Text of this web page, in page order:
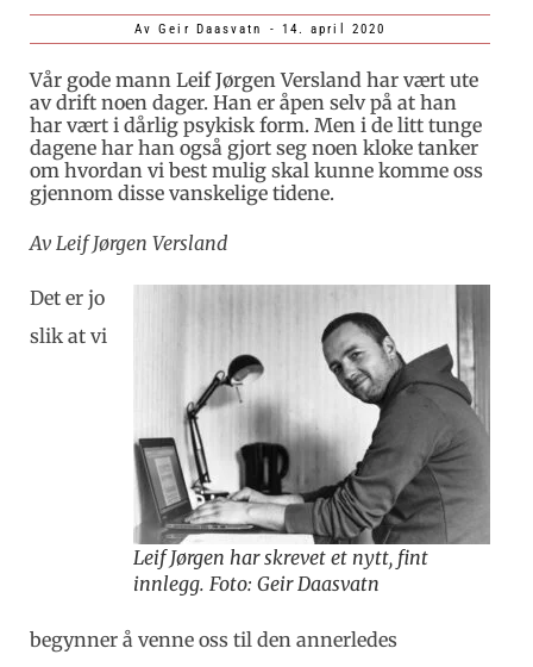
Av Geir Daasvatn - 14. april 2020
Vår gode mann Leif Jørgen Versland har vært ute
av drift noen dager. Han er åpen selv på at han
har vært i dårlig psykisk form. Men i de litt tunge
dagene har han også gjort seg noen kloke tanker
om hvordan vi best mulig skal kunne komme oss
gjennom disse vanskelige tidene.
Av Leif Jørgen Versland
Leif Jørgen har skrevet et nytt, fint
innlegg. Foto: Geir Daasvatn
Det er jo
slik at vi
begynner å venne oss til den annerledes